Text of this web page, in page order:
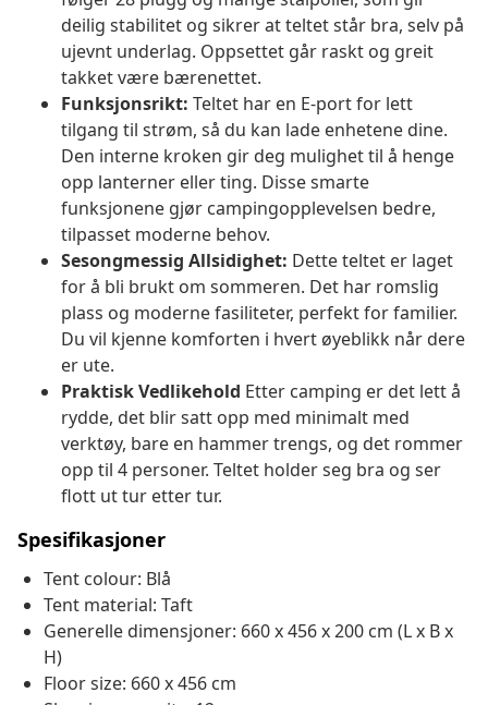
deilig stabilitet og sikrer at teltet står bra, selv på
ujevnt underlag. Oppsettet går raskt og greit
takket være bærenettet.
Funksjonsrikt: Teltet har en E-port for lett
tilgang til strøm, så du kan lade enhetene dine.
Den interne kroken gir deg mulighet til å henge
opp lanterner eller ting. Disse smarte
funksjonene gjør campingopplevelsen bedre,
tilpasset moderne behov.
Sesongmessig Allsidighet: Dette teltet er laget
for å bli brukt om sommeren. Det har romslig
plass og moderne fasiliteter, perfekt for familier.
Du vil kjenne komforten i hvert øyeblikk når dere
er ute.
Praktisk Vedlikehold Etter camping er det lett å
rydde, det blir satt opp med minimalt med
verktøy, bare en hammer trengs, og det rommer
opp til 4 personer. Teltet holder seg bra og ser
flott ut tur etter tur.
Spesifikasjoner
Tent colour: Blå
Tent material: Taft
Generelle dimensjoner: 660 x 456 x 200 cm (L x B x
H)
Floor size: 660 x 456 cm